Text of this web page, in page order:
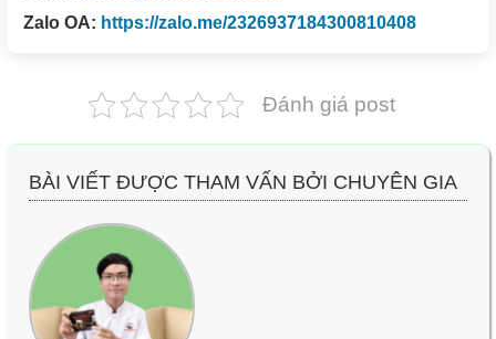
Zalo OA: https://zalo.me/2326937184300810408
Đánh giá post
BÀI VIẾT ĐƯỢC THAM VẤN BỞI CHUYÊN GIA